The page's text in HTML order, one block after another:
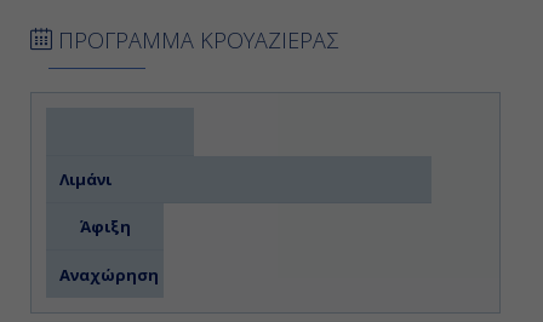
ΠΡΟΓΡΑΜΜΑ ΚΡΟΥΑΖΙΕΡΑΣ
Λιμάνι
Άφιξη
Αναχώρηση